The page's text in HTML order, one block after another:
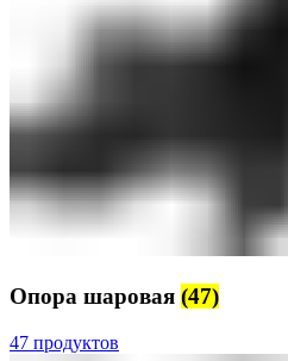
Опора шаровая (47)
47 продуктов